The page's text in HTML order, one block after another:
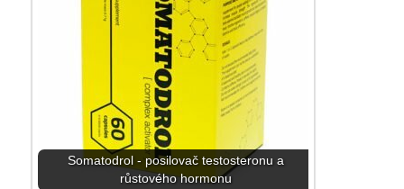
Somatodrol - posilovač testosteronu a
růstového hormonu